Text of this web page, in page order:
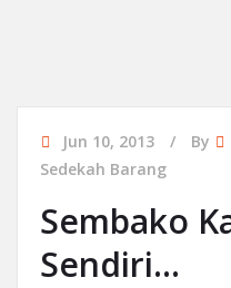
Jun 10, 2013 By
Sedekah Barang
Sembako
Sendiri…